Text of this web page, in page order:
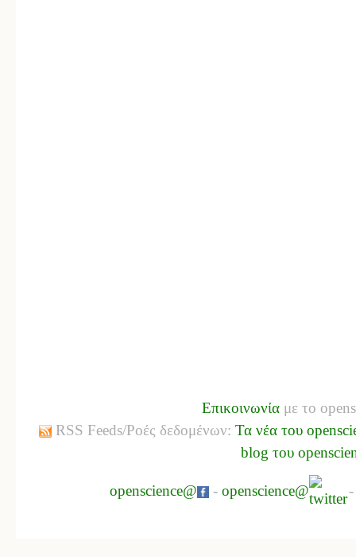
Επικοινωνία με το
RSS Feeds/Ροές δεδομένων: Τα νέα του
blog του
openscience@ - openscience@